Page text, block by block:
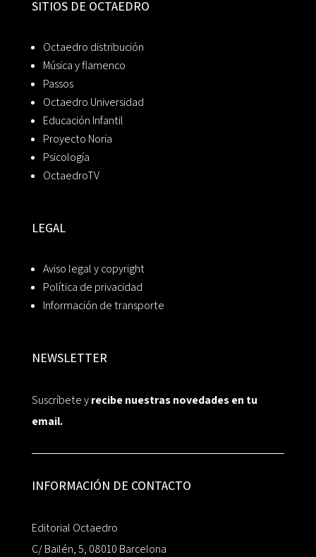
SITIOS DE OCTAEDRO
Octaedro distribución
Música y flamenco
Passos
Octaedro Universidad
Educación Infantil
Proyecto Noria
Psicología
OctaedroTV
LEGAL
Aviso legal y copyright
Política de privacidad
Información de transporte
NEWSLETTER
Suscríbete yrecibe nuestras novedades en tu
email.
INFORMACIÓN DE CONTACTO
Editorial Octaedro
C/ Bailén, 5, 08010 Barcelona